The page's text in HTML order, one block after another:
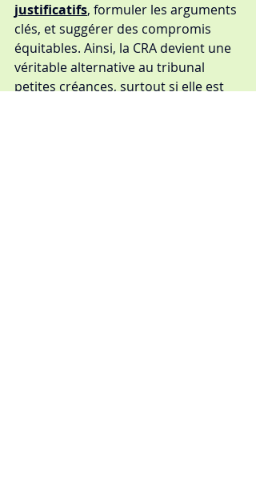
justificatifs, formuler les arguments
clés, et suggérer des compromis
équitables. Ainsi, la CRA devient une
véritable alternative au tribunal
petites créances, surtout si elle est